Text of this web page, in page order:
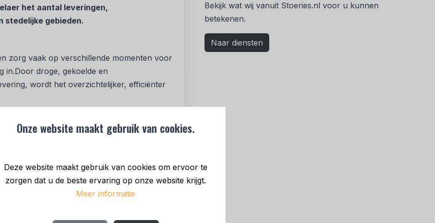
Onze website maakt gebruik van cookies.
Deze website maakt gebruik van cookies om ervoor te
zorgen dat u de beste ervaring op onze website krijgt.
Meer informatie
het aantal leveringen,
stedelijke gebieden.
zorg vaak op verschillende momenten voor
in.Door droge, gekoelde en
wordt het overzichtelijker, efficiënter
leverancier
aan efficiënte en duurzame stadslogistiek.
ritten in binnensteden verminderd, wat
Bekijk wat wij vanuit Stoeries.nl voor u kunnen
betekenen.
Naar diensten